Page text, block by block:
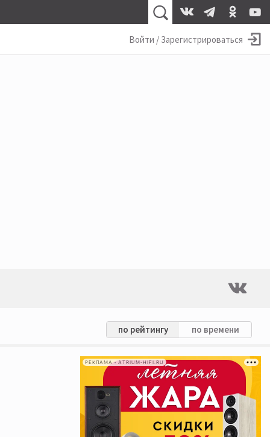
Войти / Зарегистрироваться
по рейтингу по времени
РЕКЛАМА • ATRIUM-HIFI.RU